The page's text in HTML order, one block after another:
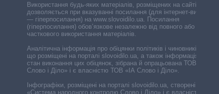
Використання будь-яких матеріалів, розміщених на сайті,
дозволяється при вказуванні посилання (для інтернет-видань
— гіперпосилання) на www.slovoidilo.ua. Посилання
(гіперпосилання) обов’язкове незалежно від повного або
часткового використання матеріалів.
Аналітична інформація про обіцянки політиків і чиновників,
що розміщені на порталі slovoidilo.ua, а також інформація про
стан виконання цих обіцянок, зібрана й опрацьована ТОВ «ІА
Слово і Діло» і є власністю ТОВ «ІА Слово і Діло».
Інфографіки, розміщені на порталі slovoidilo.ua, створені ГО
«Система народного контролю Слово і Діло» і є власністю